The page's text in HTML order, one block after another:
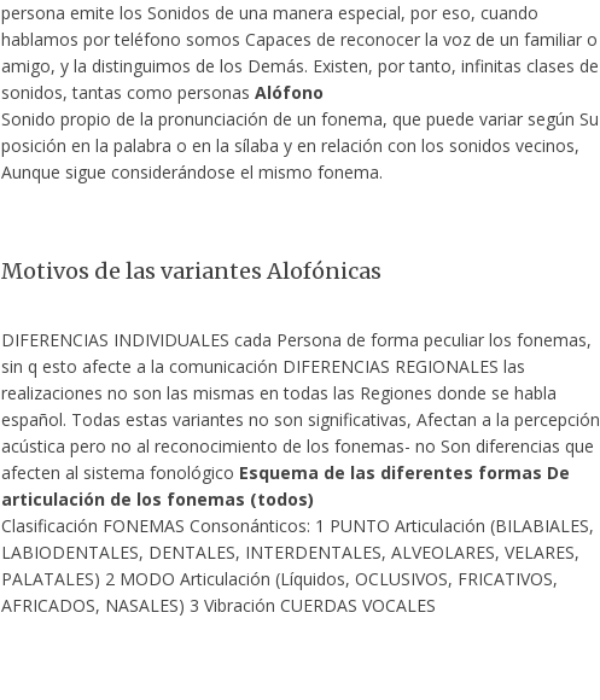
persona emite los Sonidos de una manera especial, por eso, cuando
hablamos por teléfono somos Capaces de reconocer la voz de un familiar o
amigo, y la distinguimos de los Demás. Existen, por tanto, infinitas clases de
sonidos, tantas como personas Alófono
Sonido propio de la pronunciación de un fonema, que puede variar según Su
posición en la palabra o en la sílaba y en relación con los sonidos vecinos,
Aunque sigue considerándose el mismo fonema.
Motivos de las variantes Alofónicas
DIFERENCIAS INDIVIDUALES cada Persona de forma peculiar los fonemas,
sin q esto afecte a la comunicación DIFERENCIAS REGIONALES las
realizaciones no son las mismas en todas las Regiones donde se habla
español. Todas estas variantes no son significativas, Afectan a la percepción
acústica pero no al reconocimiento de los fonemas- no Son diferencias que
afecten al sistema fonológico Esquema de las diferentes formas De
articulación de los fonemas (todos)
Clasificación FONEMAS Consonánticos: 1 PUNTO Articulación (BILABIALES,
LABIODENTALES, DENTALES, INTERDENTALES, ALVEOLARES, VELARES,
PALATALES) 2 MODO Articulación (Líquidos, OCLUSIVOS, FRICATIVOS,
AFRICADOS, NASALES) 3 Vibración CUERDAS VOCALES